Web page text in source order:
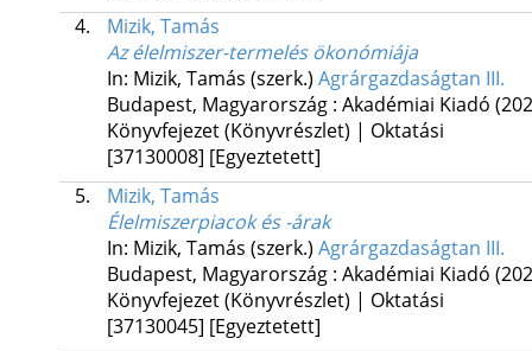
4.
Mizik, Tamás
Az élelmiszer-termelés ökonómiája
In: Mizik, Tamás (szerk.) Agrárgazdaságtan III.
Budapest, Magyarország : Akadémiai Kiadó
Könyvfejezet (Könyvrészlet) | Oktatási
[37130008] [Egyeztetett]
5.
Mizik, Tamás
Élelmiszerpiacok és -árak
In: Mizik, Tamás (szerk.) Agrárgazdaságtan III.
Budapest, Magyarország : Akadémiai Kiadó
Könyvfejezet (Könyvrészlet) | Oktatási
[37130045] [Egyeztetett]